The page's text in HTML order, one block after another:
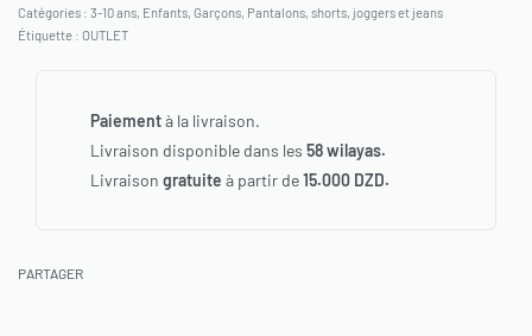
Catégories : 3-10 ans, Enfants, Garçons, Pantalons, shorts, joggers et jeans
Étiquette : OUTLET
Paiementà la livraison.
Livraison disponible dans les 58 wilayas.
Livraison gratuite à partir de15.000 DZD.
PARTAGER